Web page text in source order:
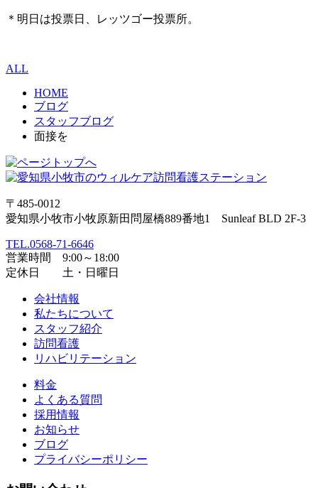
＊明日は投票日、レッツゴー投票所。
ALL
HOME
ブログ
スタッフブログ
面接を
〒485-0012
愛知県小牧市小牧原新田問屋橋889番地1 Sunleaf BLD 2F-3
TEL.0568-71-6646
営業時間 9:00～18:00
定休日 土・日曜日
会社情報
私たちについて
スタッフ紹介
訪問看護
リハビリテーション
料金
よくある質問
採用情報
お知らせ
ブログ
プライバシーポリシー